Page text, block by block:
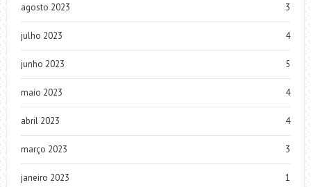
agosto 2023 3
julho 2023 4
junho 2023 5
maio 2023 4
abril 2023 4
março 2023 3
janeiro 2023 1